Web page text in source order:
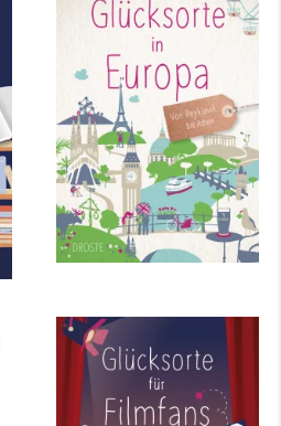
mehr Infos …
Glücksorte für
Filmfans